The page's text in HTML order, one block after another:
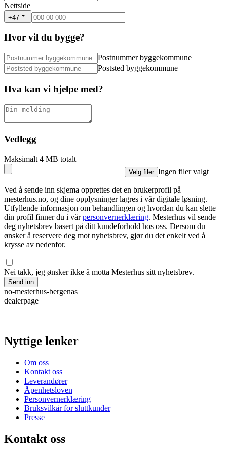
Nettside
+47
Hvor vil du bygge?
Postnummer byggekommune
Poststed byggekommune
Hva kan vi hjelpe med?
Vedlegg
Maksimalt 4 MB totalt
Velg filer Ingen filer valgt
Ved å sende inn skjema opprettes det en brukerprofil på
mesterhus.no, og dine opplysninger lagres i vår digitale løsning.
Utfyllende informasjon om behandlingen og hvordan du kan slette
din profil finner du i vår personvernerklæring. Mesterhus vil sende
deg nyhetsbrev basert på ditt kundeforhold hos oss. Dersom du
ønsker å reservere deg mot nyhetsbrev, gjør du det enkelt ved å
krysse av nedenfor.
Nei takk, jeg ønsker ikke å motta Mesterhus sitt nyhetsbrev.
Send inn
no-mesterhus-bergenas
dealerpage
Nyttige lenker
Om oss
Kontakt oss
Leverandører
Åpenhetsloven
Personvernerklæring
Bruksvilkår for sluttkunder
Presse
Kontakt oss